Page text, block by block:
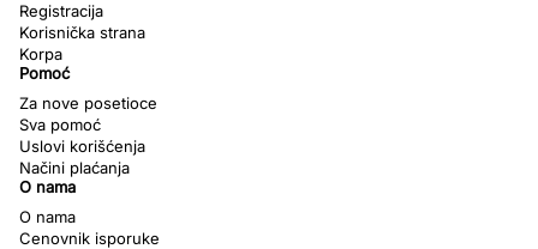
Registracija
Korisnička strana
Korpa
Pomoć
Za nove posetioce
Sva pomoć
Uslovi korišćenja
Načini plaćanja
O nama
O nama
Cenovnik isporuke